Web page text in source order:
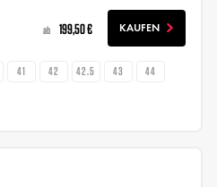
ab 199,50 € KAUFEN
41 42 42.5 43
44